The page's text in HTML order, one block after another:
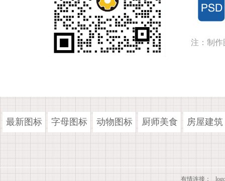
注：制作
最新图标 字母图标 动物图标 厨师美食 房屋建筑
有情连接：